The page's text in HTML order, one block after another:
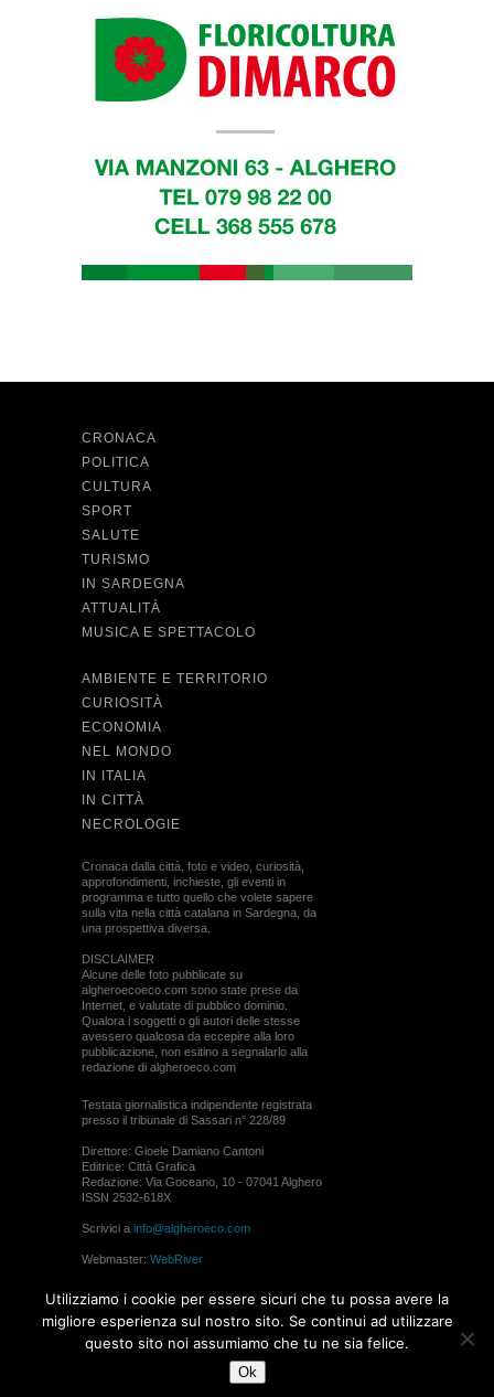
CRONACA
POLITICA
CULTURA
SPORT
SALUTE
TURISMO
IN SARDEGNA
ATTUALITÀ
MUSICA E SPETTACOLO
AMBIENTE E TERRITORIO
CURIOSITÀ
ECONOMIA
NEL MONDO
IN ITALIA
IN CITTÀ
NECROLOGIE
Cronaca dalla città, foto e video, curiosità,
approfondimenti, inchieste, gli eventi in
programma e tutto quello che volete sapere
sulla vita nella città catalana in Sardegna, da
una prospettiva diversa.
DISCLAIMER
Alcune delle foto pubblicate su
algheroecoeco.com sono state prese da
Internet, e valutate di pubblico dominio.
Qualora i soggetti o gli autori delle stesse
avessero qualcosa da eccepire alla loro
pubblicazione, non esitino a segnalarlo alla
redazione di algheroeco.com
Testata giornalistica indipendente registrata
presso il tribunale di Sassari n° 228/89
Direttore: Gioele Damiano Cantoni
Editrice: Città Grafica
Redazione: Via Goceano, 10 - 07041 Alghero
ISSN 2532-618X
Scrivici a info@algheroeco.com
Webmaster: WebRiver
permesso di algheroeco.com
Utilizziamo i cookie per essere sicuri che tu possa avere la
migliore esperienza sul nostro sito. Se continui ad utilizzare
questo sito noi assumiamo che tu ne sia felice.
Ok